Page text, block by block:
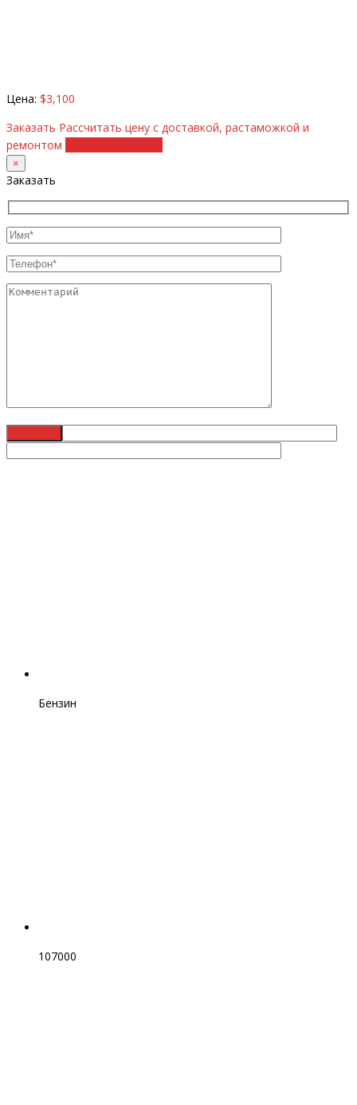
Цена: $3,100
Заказать Рассчитать цену с доставкой, растаможкой и
ремонтом
×
Заказать
Бензин
107000